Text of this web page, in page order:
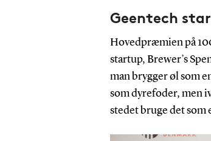
Geentech
Hovedpræmien på
startup, Brewer’s
man brygger øl som
som dyrefoder, men
stedet bruge det som